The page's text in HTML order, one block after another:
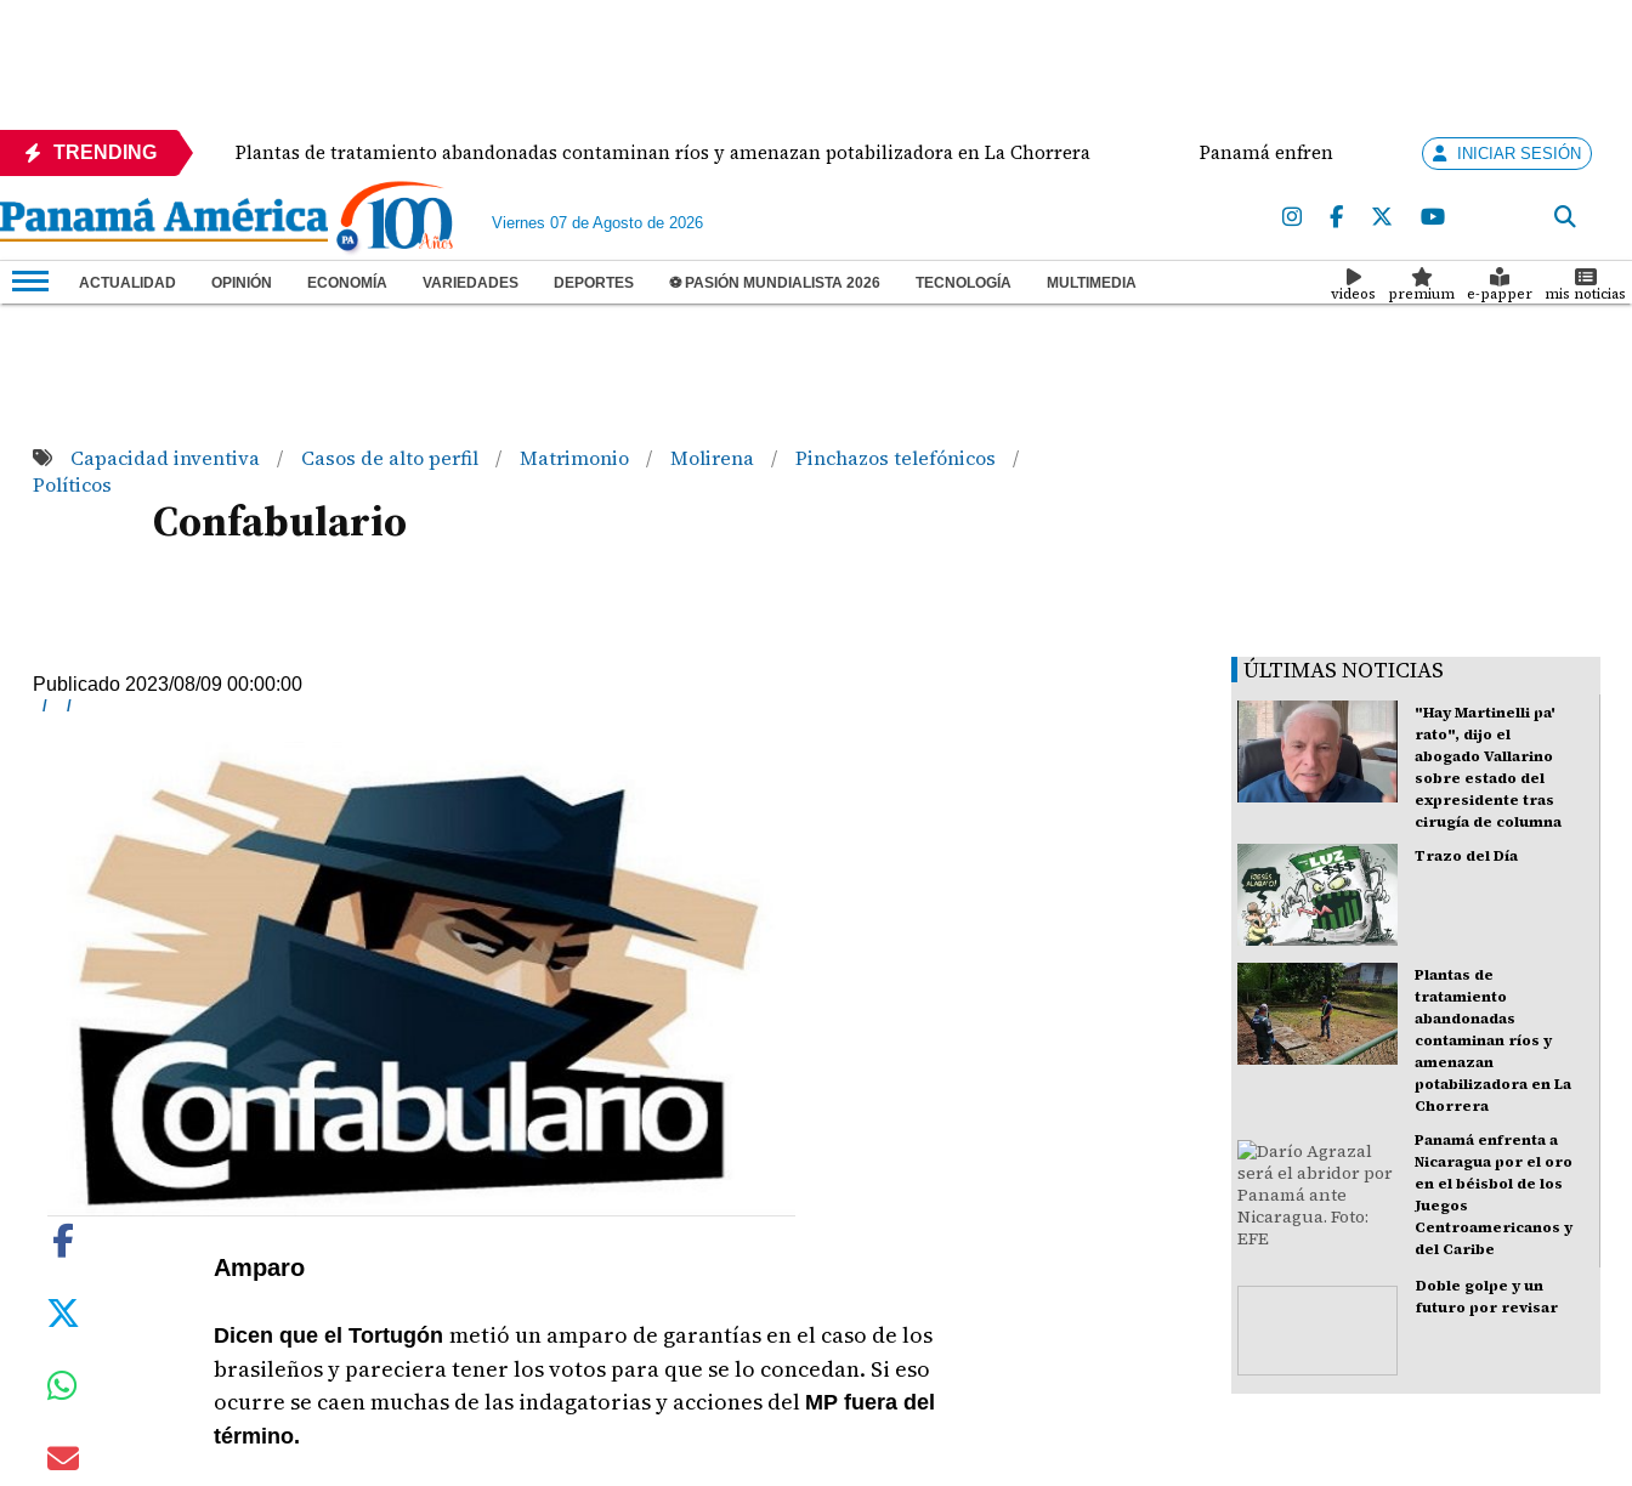
TRENDING
del Día Plantas de tratamiento abandonadas contaminan ríos y amenazan potabilizadora en La Chorrera Panamá enfrenta a Nicaragua por el oro en el
INICIAR SESIÓN
Viernes 07 de Agosto de 2026
ACTUALIDAD OPINIÓN ECONOMÍA VARIEDADES DEPORTES ⚽ PASIÓN MUNDIALISTA 2026 TECNOLOGÍA MULTIMEDIA
videos premium e-papper mis noticias
Capacidad inventiva / Casos de alto perfil / Matrimonio / Molirena / Pinchazos telefónicos /
Políticos
Confabulario
Publicado 2023/08/09 00:00:00
/ /
Amparo
Dicen que el Tortugón metió un amparo de garantías en el caso de los
brasileños y pareciera tener los votos para que se lo concedan. Si eso
ocurre se caen muchas de las indagatorias y acciones del MP fuera del
término.
ÚLTIMAS NOTICIAS
"Hay Martinelli pa'
rato", dijo el
abogado Vallarino
sobre estado del
expresidente tras
cirugía de columna
Trazo del Día
Plantas de
tratamiento
abandonadas
contaminan ríos y
amenazan
potabilizadora en La
Chorrera
Panamá enfrenta a
Nicaragua por el oro
en el béisbol de los
Juegos
Centroamericanos y
del Caribe
Doble golpe y un
futuro por revisar